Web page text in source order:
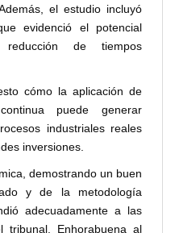
el estudio incluyó
evidenció el potencial
de tiempos
cómo la aplicación de
puede generar
industriales reales
inversiones.
demostrando un buen
y de la metodología
adecuadamente a las
tribunal. Enhorabuena al